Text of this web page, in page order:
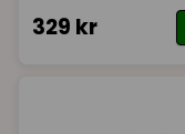
329 kr